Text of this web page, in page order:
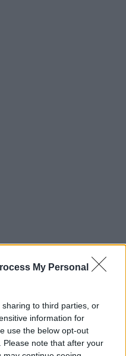
My Personal
to third parties, or
information for
use the below opt-out
note that after your